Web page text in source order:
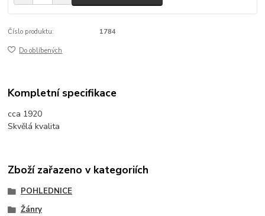
Číslo produktu: 1784
Do oblíbených
Kompletní specifikace
cca 1920
Skvělá kvalita
Zboží zařazeno v kategoriích
POHLEDNICE
Žánry